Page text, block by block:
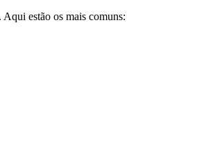
estão os mais comuns: